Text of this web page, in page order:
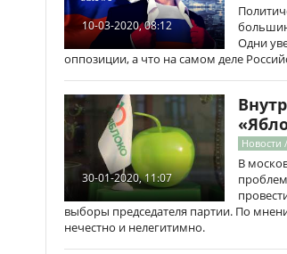
10-03-2020, 08:12
Одни
оппозиции, а что на самом деле
30-01-2020, 11:07
Новости
В
выборы председателя партии. По
нечестно и нелегитимно.